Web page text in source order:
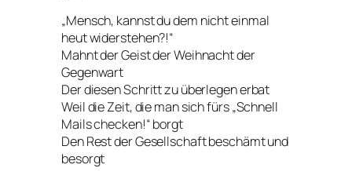
„Mensch, kannst du dem nicht einmal
heut widerstehen?!“
Mahnt der Geist der Weihnacht der
Gegenwart
Der diesen Schritt zu überlegen erbat
Weil die Zeit, die man sich fürs „Schnell
Mails checken!“ borgt
Den Rest der Gesellschaft beschämt und
besorgt